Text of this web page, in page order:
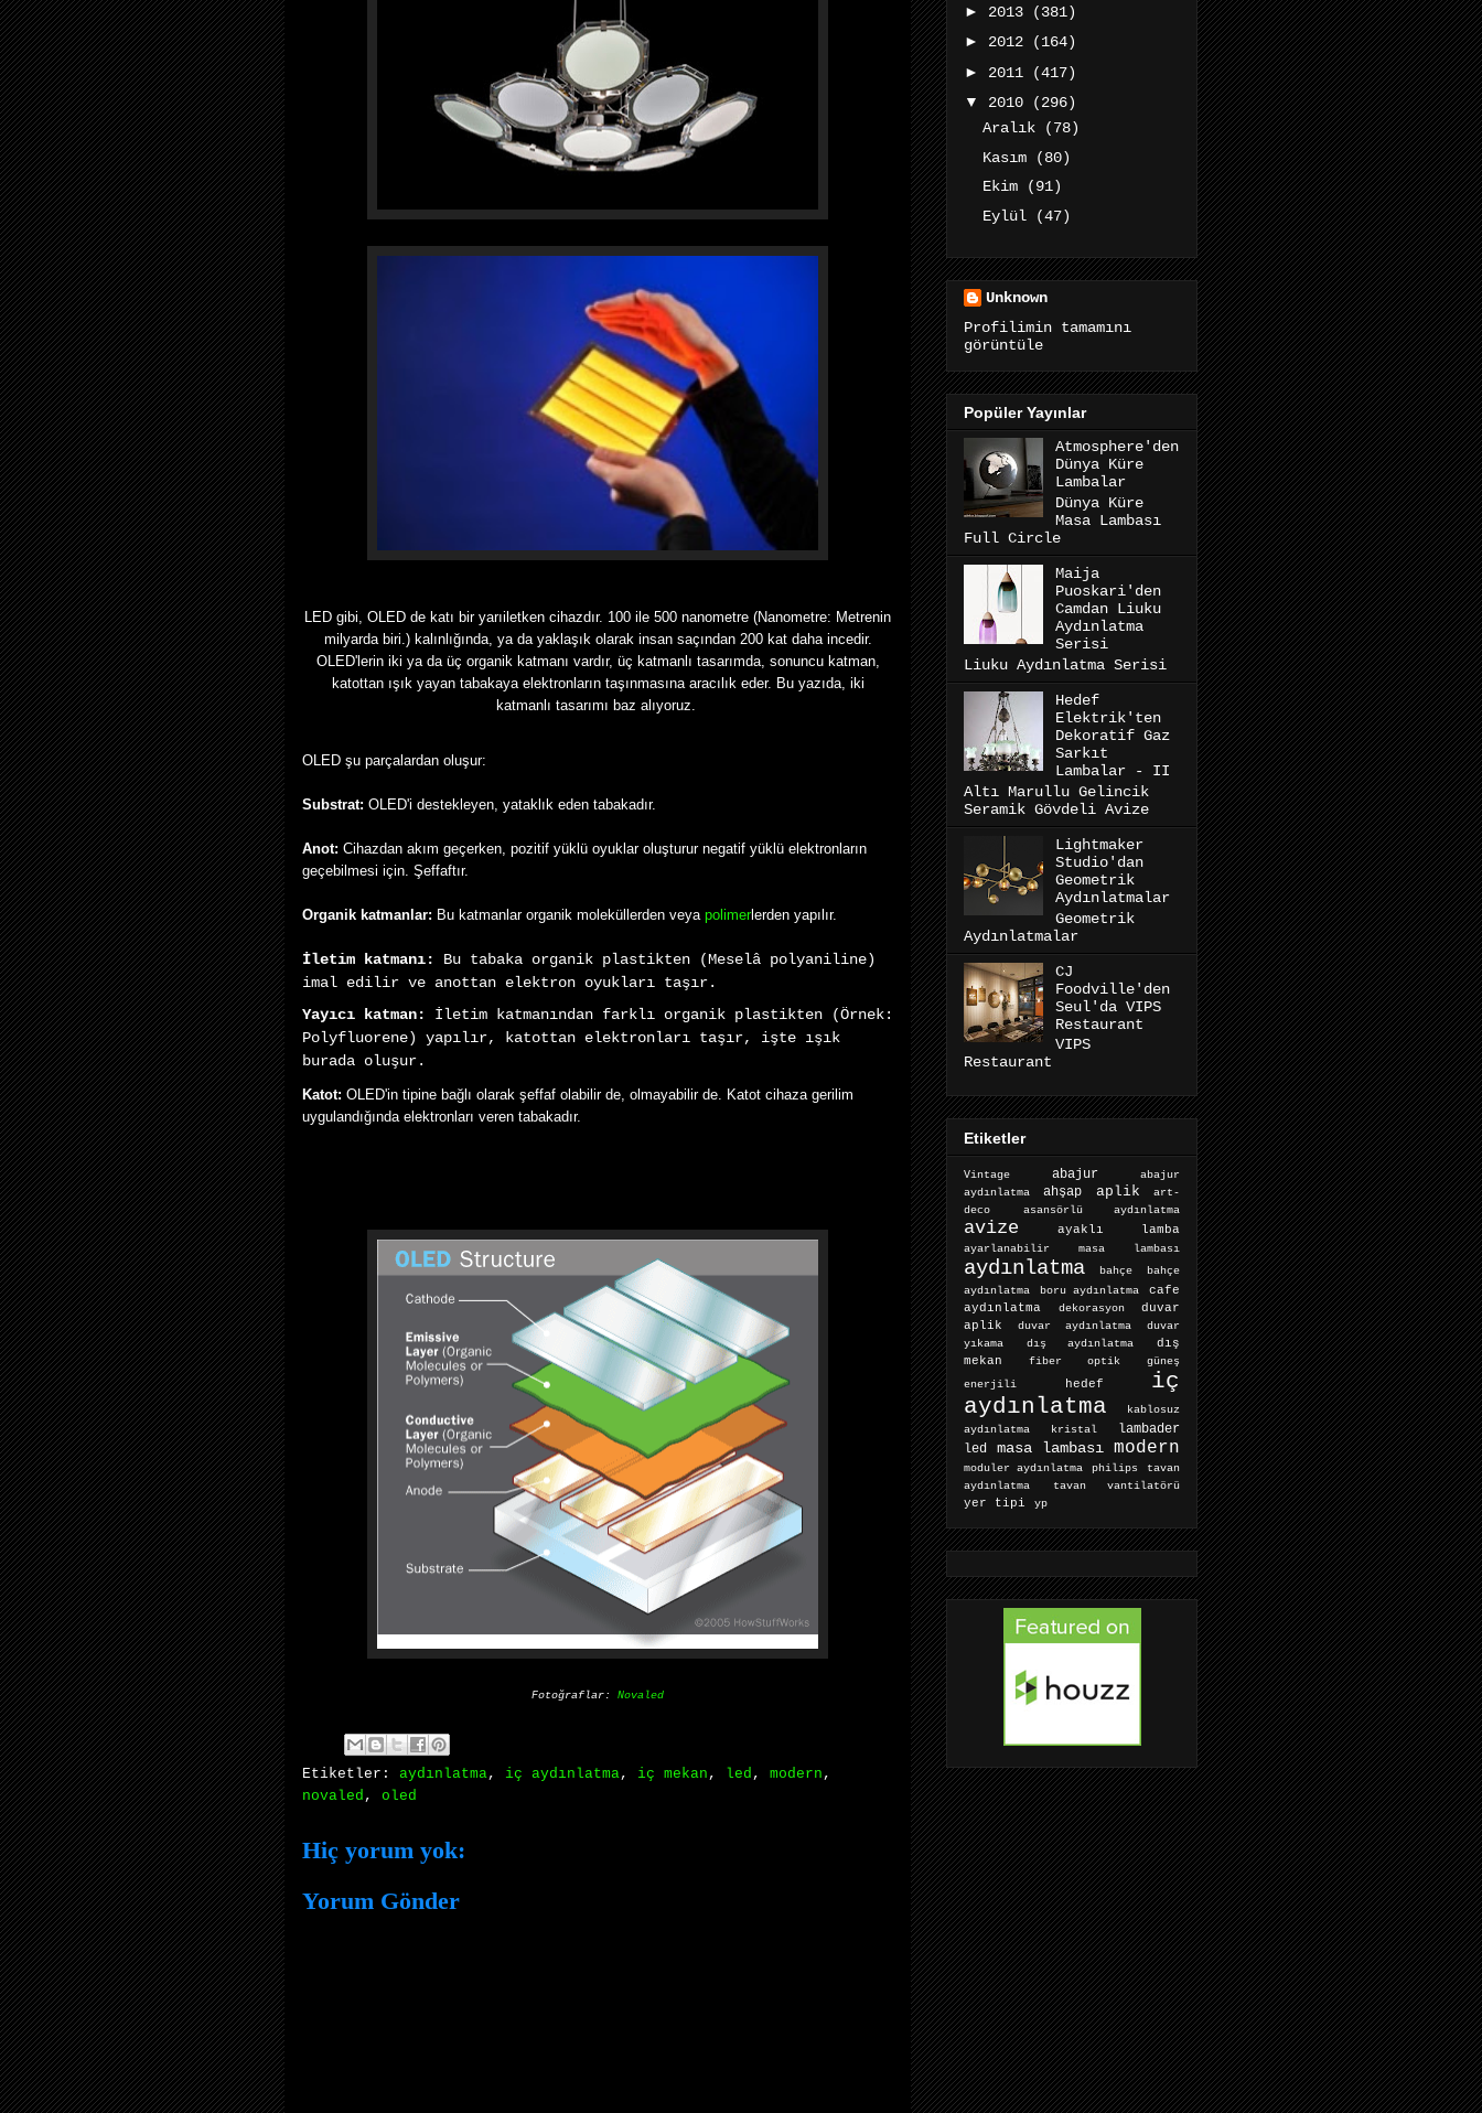
LED gibi, OLED de katı bir yarıiletken cihazdır. 100 ile 500 nanometre (Nanometre: Metrenin
milyarda biri.) kalınlığında, ya da yaklaşık olarak insan saçından 200 kat daha incedir.
OLED'lerin iki ya da üç organik katmanı vardır, üç katmanlı tasarımda, sonuncu katman,
katottan ışık yayan tabakaya elektronların taşınmasına aracılık eder. Bu yazıda, iki
katmanlı tasarımı baz alıyoruz.
OLED şu parçalardan oluşur:
Substrat: OLED'i destekleyen, yataklık eden tabakadır.
Anot: Cihazdan akım geçerken, pozitif yüklü oyuklar oluşturur negatif yüklü elektronların
geçebilmesi için. Şeffaftır.
Organik katmanlar: Bu katmanlar organik moleküllerden veya polimer lerden yapılır.
İletim katmanı:
Bu tabaka organik plastikten (Meselâ polyaniline)
imal edilir ve anottan elektron oyukları taşır.
Yayıcı katman: İletim katmanından farklı organik plastikten (Örnek:
Polyfluorene) yapılır, katottan elektronları taşır, işte ışık
burada oluşur.
Katot: OLED'in tipine bağlı olarak şeffaf olabilir de, olmayabilir de. Katot cihaza gerilim
uygulandığında elektronları veren tabakadır.
Fotoğraflar: Novaled
Etiketler: aydınlatma, iç aydınlatma, iç mekan , led , modern ,
novaled , oled
Hiç yorum yok:
Yorum Gönder
► 2013
(381)
► 2012
(164)
► 2011
(417)
▼ 2010
(296)
Aralık
(78)
Kasım
(80)
Ekim
(91)
Eylül
(47)
Unknown
Profilimin tamamını
görüntüle
Popüler Yayınlar
Atmosphere'den
Dünya Küre
Lambalar
Dünya Küre
Masa Lambası
Full Circle
Maija
Puoskari'den
Camdan Liuku
Aydınlatma
Serisi
Liuku Aydınlatma Serisi
Hedef
Elektrik'ten
Dekoratif Gaz
Sarkıt
Lambalar - II
Altı Marullu Gelincik
Seramik Gövdeli Avize
Lightmaker
Studio'dan
Geometrik
Aydınlatmalar
Geometrik
Aydınlatmalar
CJ
Foodville'den
Seul'da VIPS
Restaurant
VIPS
Restaurant
Etiketler
Vintage abajur
abajur
aydınlatma
ahşap aplik
art-
deco
asansörlü aydınlatma
avize ayaklı lamba
ayarlanabilir masa lambası
aydınlatma bahçe
bahçe
aydınlatma
boru aydınlatma
cafe
aydınlatma
dekorasyon
duvar
aplik
duvar aydınlatma
duvar
yıkama
dış aydınlatma
dış
mekan
fiber optik
güneş
enerjili
hedef
iç
aydınlatma
kablosuz
aydınlatma
kristal lambader
led masa lambası modern
moduler aydınlatma philips
tavan
aydınlatma
tavan vantilatörü
yer tipi yp